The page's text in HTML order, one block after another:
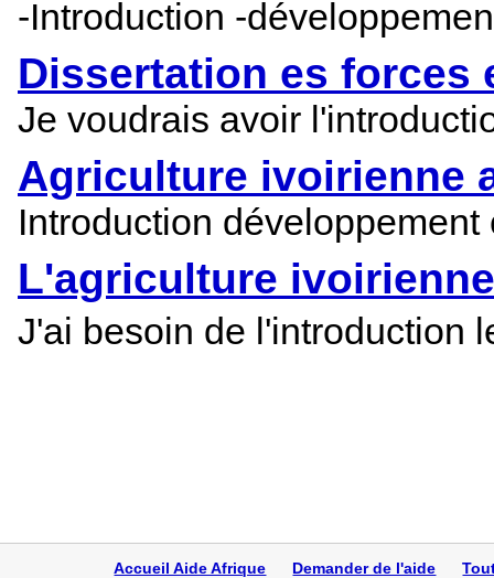
-Introduction -
Dissertation es forces
Je voudrais avoir
Agriculture ivoirienne
Introduction
L'agriculture
J'ai besoin de
Accueil Aide Afrique Demander de l'aide